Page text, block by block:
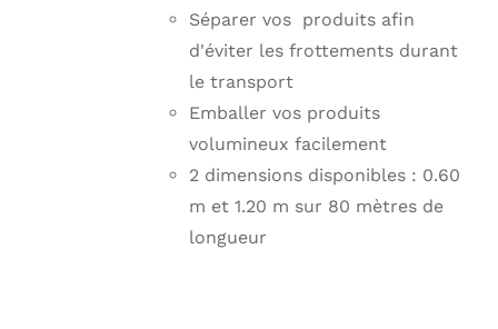
Séparer vos produits afin
d'éviter les frottements durant
le transport
Emballer vos produits
volumineux facilement
2 dimensions disponibles : 0.60
m et 1.20 m sur 80 mètres de
longueur